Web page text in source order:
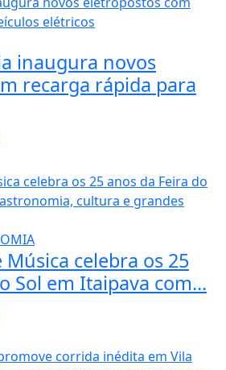
inaugura novos
recarga rápida para
Música celebra os 25
Sol em Itaipava com...